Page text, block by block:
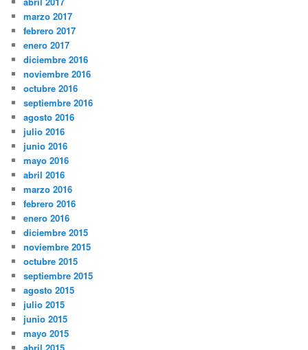
marzo 2017
febrero 2017
enero 2017
diciembre 2016
noviembre 2016
octubre 2016
septiembre 2016
agosto 2016
julio 2016
junio 2016
mayo 2016
abril 2016
marzo 2016
febrero 2016
enero 2016
diciembre 2015
noviembre 2015
octubre 2015
septiembre 2015
agosto 2015
julio 2015
junio 2015
mayo 2015